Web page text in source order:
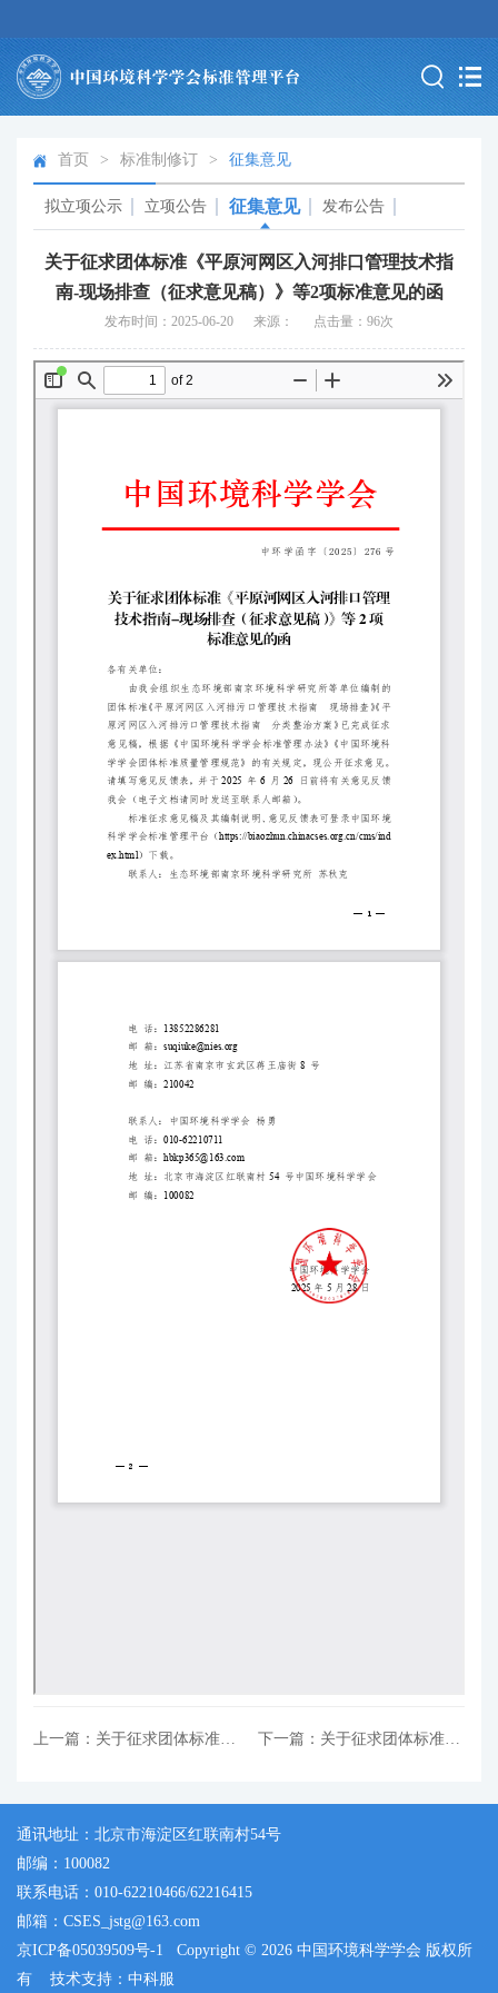
首页 > 标准制修订 > 征集意见
拟立项公示 立项公告 征集意见 发布公告
关于征求团体标准《平原河网区入河排口管理技术指
南-现场排查（征求意见稿）》等2项标准意见的函
发布时间：2025-06-20 来源： 点击量：96次
上一篇：关于征求团体标准《内陆水体透明度卫星遥感监测技术指南（征求意见稿）》等2项标准意见的函 下一篇：关于征求团体标准《畜禽、水产养殖和种植业入河排口整治技术指南（征求意见稿）》意见的函
通讯地址：北京市海淀区红联南村54号
邮编：100082
联系电话：010-62210466/62216415
邮箱：CSES_jstg@163.com
京ICP备05039509号-1
Copyright © 2026 中国环境科学学会 版权所
有 技术支持：中科服